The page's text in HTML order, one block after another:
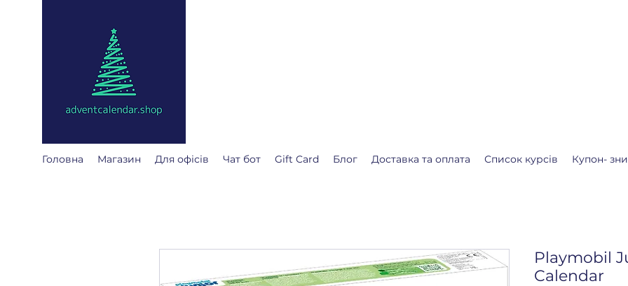
Головна Магазин Для офісів Чат бот Gift Card Блог Доставка та оплата Список курсів Купон-
Playmobil
Calendar